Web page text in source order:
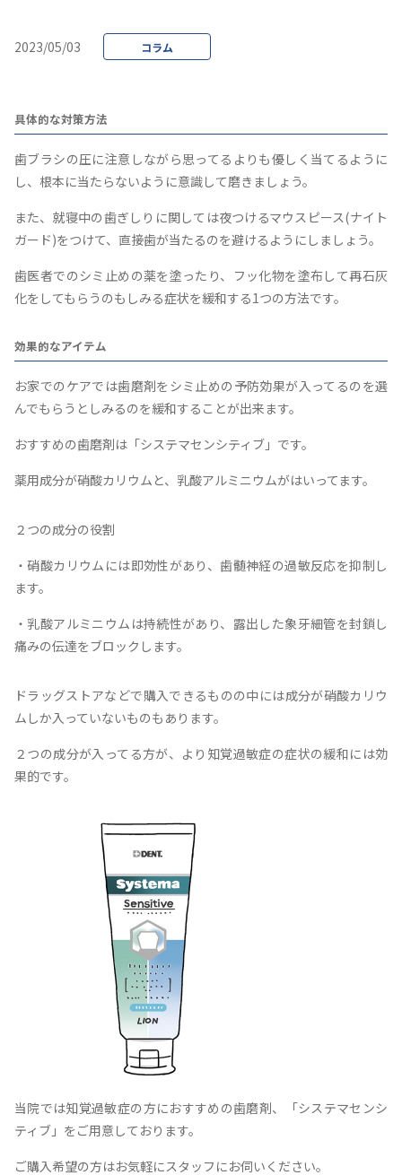
2023/05/03 コラム
具体的な対策方法
歯ブラシの圧に注意しながら思ってるよりも優しく当てるように
し、根本に当たらないように意識して磨きましょう。
また、就寝中の歯ぎしりに関しては夜つけるマウスピース(ナイト
ガード)をつけて、直接歯が当たるのを避けるようにしましょう。
歯医者でのシミ止めの薬を塗ったり、フッ化物を塗布して再石灰
化をしてもらうのもしみる症状を緩和する1つの方法です。
効果的なアイテム
お家でのケアでは歯磨剤をシミ止めの予防効果が入ってるのを選
んでもらうとしみるのを緩和することが出来ます。
おすすめの歯磨剤は「システマセンシティブ」です。
薬用成分が硝酸カリウムと、乳酸アルミニウムがはいってます。
２つの成分の役割
・硝酸カリウムには即効性があり、歯髄神経の過敏反応を抑制し
ます。
・乳酸アルミニウムは持続性があり、露出した象牙細管を封鎖し
痛みの伝達をブロックします。
ドラッグストアなどで購入できるものの中には成分が硝酸カリウ
ムしか入っていないものもあります。
２つの成分が入ってる方が、より知覚過敏症の症状の緩和には効
果的です。
当院では知覚過敏症の方におすすめの歯磨剤、「システマセンシ
ティブ」をご用意しております。
ご購入希望の方はお気軽にスタッフにお伺いください。